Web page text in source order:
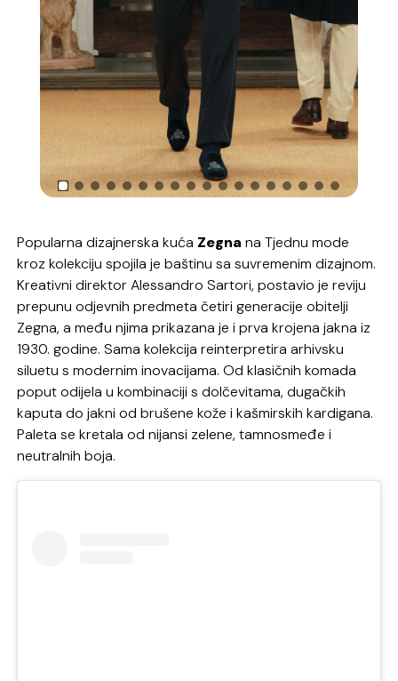
Popularna dizajnerska kuća Zegna na Tjednu mode
kroz kolekciju spojila je baštinu sa suvremenim dizajnom.
Kreativni direktor Alessandro Sartori, postavio je reviju
prepunu odjevnih predmeta četiri generacije obitelji
Zegna, a među njima prikazana je i prva krojena jakna iz
1930. godine. Sama kolekcija reinterpretira arhivsku
siluetu s modernim inovacijama. Od klasičnih komada
poput odijela u kombinaciji s dolčevitama, dugačkih
kaputa do jakni od brušene kože i kašmirskih kardigana.
Paleta se kretala od nijansi zelene, tamnosmeđe i
neutralnih boja.